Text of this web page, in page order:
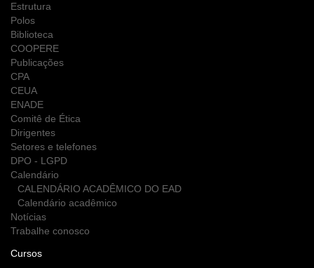
Estrutura
Polos
Biblioteca
COOPERE
Publicações
CPA
CEUA
ENADE
Comitê de Ética
Dirigentes
Setores e telefones
DPO - LGPD
Calendário
CALENDÁRIO ACADÊMICO DO EAD
Calendário acadêmico
Notícias
Trabalhe conosco
Cursos